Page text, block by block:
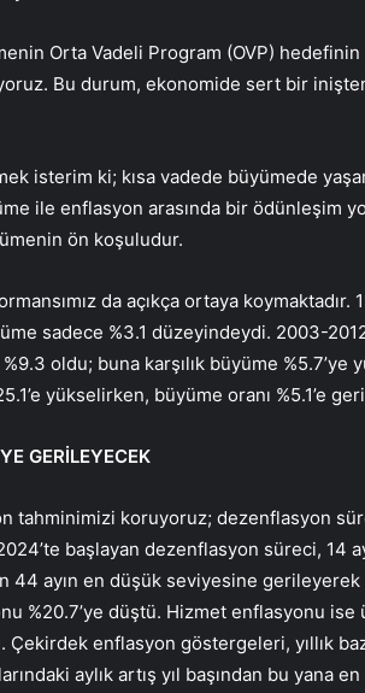
Orta Vadeli Program (OVP)
Bu durum, ekonomide sert bir
isterim ki; kısa vadede büyümede
ile enflasyon arasında bir ödünleşim
ön koşuludur.
da açıkça ortaya
sadece %3.1 düzeyindeydi. 2003-
oldu; buna karşılık büyüme
yükselirken, büyüme oranı %5.1’e
GERİLEYECEK
tahminimizi koruyoruz; dezenflasyon
başlayan dezenflasyon süreci, 14
44 ayın en düşük seviyesine
%20.7’ye düştü. Hizmet enflasyonu ise
Çekirdek enflasyon göstergeleri, yıllık
aylık artış yıl başından bu yana